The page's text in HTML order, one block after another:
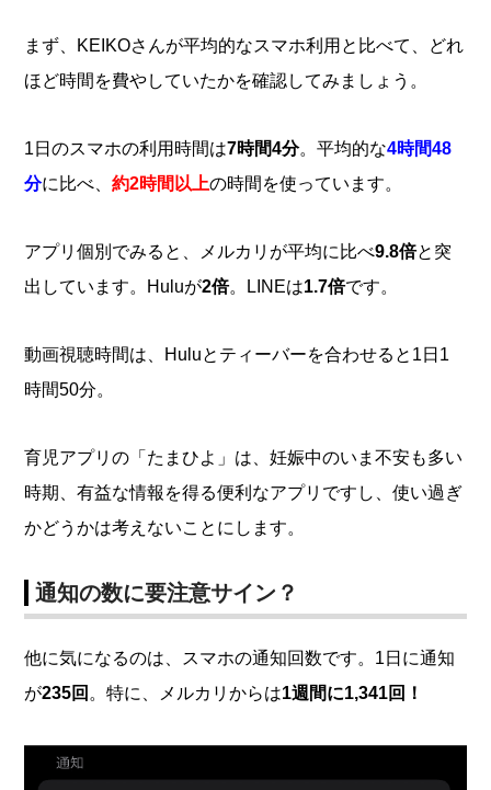
まず、KEIKOさんが平均的なスマホ利用と比べて、どれ
ほど時間を費やしていたかを確認してみましょう。
1日のスマホの利用時間は7時間4分。平均的な4時間48
分に比べ、約2時間以上の時間を使っています。
アプリ個別でみると、メルカリが平均に比べ9.8倍と突
出しています。Huluが2倍。LINEは1.7倍です。
動画視聴時間は、Huluとティーバーを合わせると1日1
時間50分。
育児アプリの「たまひよ」は、妊娠中のいま不安も多い
時期、有益な情報を得る便利なアプリですし、使い過ぎ
かどうかは考えないことにします。
通知の数に要注意サイン？
他に気になるのは、スマホの通知回数です。1日に通知
が235回 。特に、メルカリからは1週間に1,341回！